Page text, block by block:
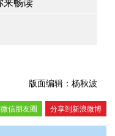
来畅读
版面编辑：杨秋波
分享到新浪微博
信朋友圈